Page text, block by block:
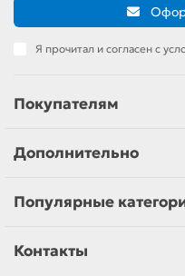
Я прочитал и согласен с
Покупателям
Дополнительно
Популярные
Контакты